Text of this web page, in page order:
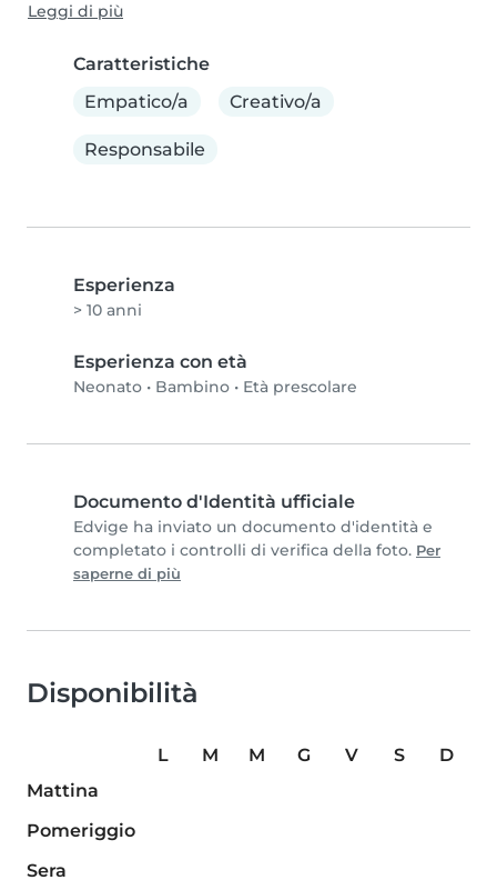
Leggi di più
Caratteristiche
Empatico/a
Creativo/a
Responsabile
Esperienza
> 10 anni
Esperienza con età
Neonato • Bambino • Età prescolare
Documento d'Identità ufficiale
Edvige ha inviato un documento d'identità e
completato i controlli di verifica della foto. Per
saperne di più
Disponibilità
L M M G V S
D
Mattina
Pomeriggio
Sera